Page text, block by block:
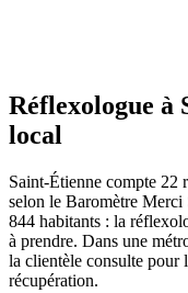
Réflexologue à
local
Saint-Étienne compte 22
selon le Baromètre
844 habitants : la
à prendre. Dans une
la clientèle consulte pour
récupération.